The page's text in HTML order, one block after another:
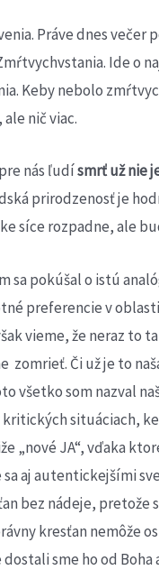
Práve dnes večer
Ide o
Keby nebolo
nič viac.
nás ľudísmrť už nie
prirodzenosť je
síce rozpadne, ale
sa pokúšal o istú
preferencie v
vieme, že neraz
zomrieť. Či už je to
som nazval
situáciach,
„nové JA“, vďaka
aj autentickejšími
bez nádeje,
kresťan nemôže
sme ho od